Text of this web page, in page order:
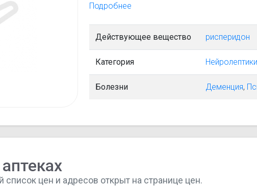
социальная отрешенность); — аффективные
физическое насилие), нарушениях
маний при биполярных расстройствах; — в
сниженным интеллектуальным уровнем или
Подробнее
Действующее вещество рисперидон
Категория Нейролептики
Болезни Деменция,
список цен и адресов открыт на странице цен.